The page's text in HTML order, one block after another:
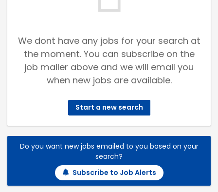
We dont have any jobs for your search at
the moment. You can subscribe on the
job mailer above and we will email you
when new jobs are available.
Start a new search
Do you want new jobs emailed to you based on your
search?
Subscribe to Job Alerts